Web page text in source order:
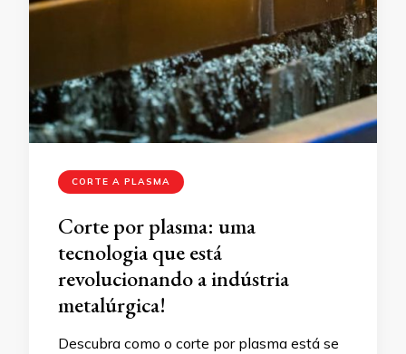
CORTE A PLASMA
Corte por plasma: uma
tecnologia que está
revolucionando a indústria
metalúrgica!
Descubra como o corte por plasma está se